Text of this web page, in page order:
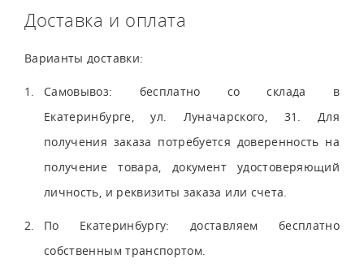
Доставка и оплата
Варианты доставки:
Самовывоз: бесплатно со склада в
Екатеринбурге, ул. Луначарского, 31. Для
получения заказа потребуется доверенность на
получение товара, документ удостоверяющий
личность, и реквизиты заказа или счета.
По Екатеринбургу: доставляем бесплатно
собственным транспортом.